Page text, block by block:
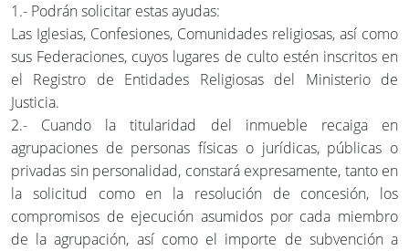
1.- Podrán solicitar estas ayudas:
Las Iglesias, Confesiones, Comunidades religiosas, así como
sus Federaciones, cuyos lugares de culto estén inscritos en
el Registro de Entidades Religiosas del Ministerio de
Justicia.
2.- Cuando la titularidad del inmueble recaiga en
agrupaciones de personas físicas o jurídicas, públicas o
privadas sin personalidad, constará expresamente, tanto en
la solicitud como en la resolución de concesión, los
compromisos de ejecución asumidos por cada miembro
de la agrupación, así como el importe de subvención a